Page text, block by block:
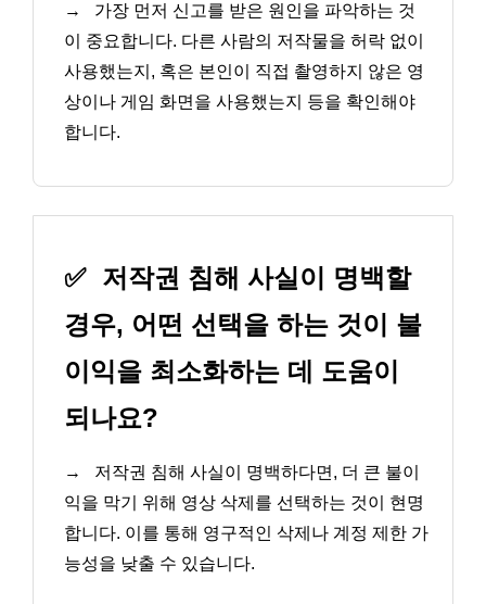
→
가장 먼저 신고를 받은 원인을 파악하는 것
이 중요합니다. 다른 사람의 저작물을 허락 없이
사용했는지, 혹은 본인이 직접 촬영하지 않은 영
상이나 게임 화면을 사용했는지 등을 확인해야
합니다.
✅ 저작권 침해 사실이 명백할
경우, 어떤 선택을 하는 것이 불
이익을 최소화하는 데 도움이
되나요?
→
저작권 침해 사실이 명백하다면, 더 큰 불이
익을 막기 위해 영상 삭제를 선택하는 것이 현명
합니다. 이를 통해 영구적인 삭제나 계정 제한 가
능성을 낮출 수 있습니다.